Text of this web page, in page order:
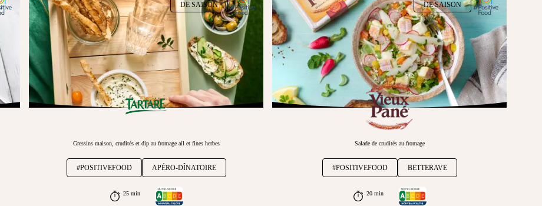
DE SAISON
Gressins maison, crudités et dip au fromage ail et fines herbes
#POSITIVEFOOD APÉRO-DÎNATOIRE
25 min
DE SAISON
Salade de crudités au fromage
#POSITIVEFOOD BETTERAVE
20 min